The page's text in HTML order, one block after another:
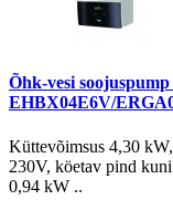
Õhk-vesi
EHBX04E6V/
Küttevõimsus 4,30
230V, köetav pind
0,94 kW ..